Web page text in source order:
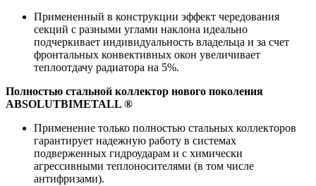
Примененный в конструкции эффект чередования
секций с разными углами наклона идеально
подчеркивает индивидуальность владельца и за счет
фронтальных конвективных окон увеличивает
теплоотдачу радиатора на 5%.
Полностью стальной коллектор нового поколения
ABSOLUTBIMETALL ®
Применение только полностью стальных коллекторов
гарантирует надежную работу в системах
подверженных гидроударам и с химически
агрессивными теплоносителями (в том числе
антифризами).